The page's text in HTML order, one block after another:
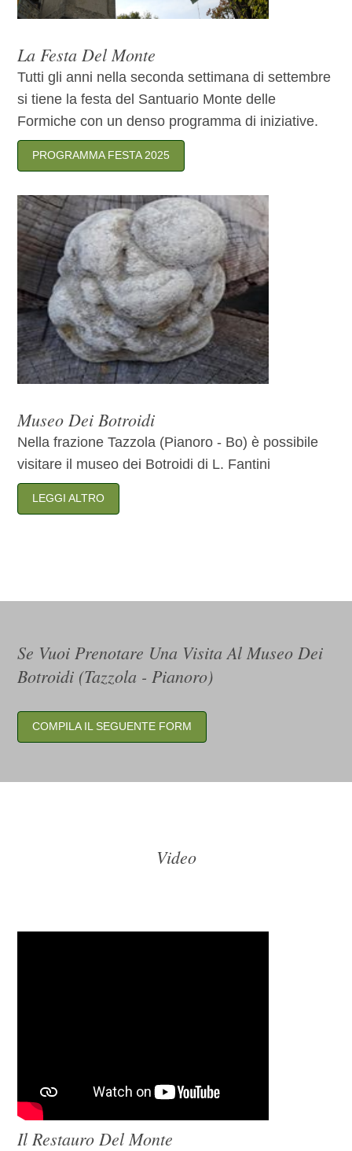
La Festa Del Monte
Tutti gli anni nella seconda settimana di settembre
si tiene la festa del Santuario Monte delle
Formiche con un denso programma di iniziative.
PROGRAMMA FESTA 2025
Museo Dei Botroidi
Nella frazione Tazzola (Pianoro - Bo) è possibile
visitare il museo dei Botroidi di L. Fantini
LEGGI ALTRO
Se Vuoi Prenotare Una Visita Al Museo Dei
Botroidi (tazzola - Pianoro)
COMPILA IL SEGUENTE FORM
Video
Il Restauro Del Monte